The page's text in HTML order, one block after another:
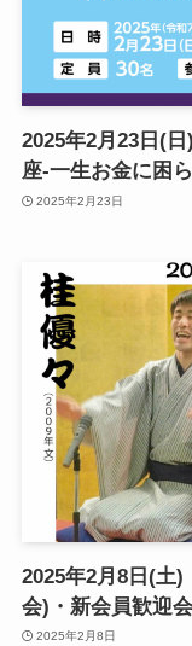
2025年2月23日(
座-一生お金に困
2025年2月23日
2025年2月8日(土
会)・新会員歓迎
2025年2月8日